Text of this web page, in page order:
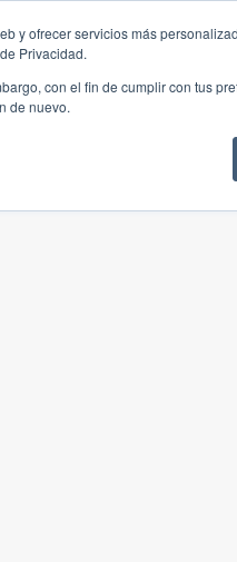
y ofrecer servicios más
Privacidad.
con el fin de cumplir con tus
de nuevo.